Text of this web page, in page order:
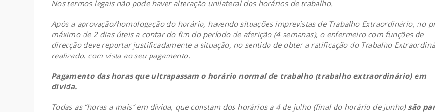
Nos termos legais não pode haver alteração unilateral dos horários de trabalho.
Após a aprovação/homologação do horário, havendo situações imprevistas de Trabalho Extraordinário, no
máximo de 2 dias úteis a contar do fim do período de aferição (4 semanas), o enfermeiro com funções de
direcção deve reportar justificadamente a situação, no sentido de obter a ratificação do Trabalho
realizado, com vista ao seu pagamento.
Pagamento das horas que ultrapassam o horário normal de trabalho (trabalho extraordinário) em
dívida.
Todas as “horas a mais” em dívida, que constam dos horários a 4 de julho (final do horário de Junho) são